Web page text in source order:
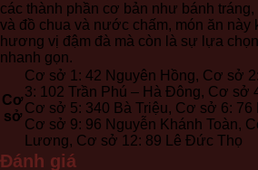
các thành phần cơ bản như bánh tráng,
và đồ chua và nước chấm, món ăn này
hương vị đậm đà mà còn là sự lựa
nhanh gọn.
Cơ
sở
Cơ sở 1: 42 Nguyên Hồng, Cơ sở
3: 102 Trần Phú – Hà Đông, Cơ sở
Cơ sở 5: 340 Bà Triệu, Cơ sở 6: 76
Cơ sở 9: 96 Nguyễn Khánh Toàn,
Lương, Cơ sở 12: 89 Lê Đức Thọ
Đánh giá